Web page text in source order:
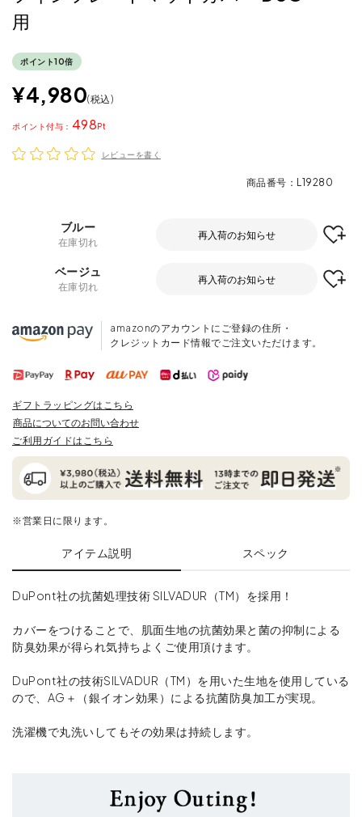
用
ポイント10倍
¥4,980 税込
498
ポイント
レビューを書く
商品番号 L19280
ブルー
在庫切れ
再入荷のお知らせ
ベージュ
在庫切れ
再入荷のお知らせ
amazonのアカウントにご登録の住所・
クレジットカード情報でご注文いただけます。
ギフトラッピングはこちら
商品についてのお問い合わせ
ご利用ガイドはこちら
※営業日に限ります。
アイテム説明 スペック
DuPont社の抗菌処理技術 SILVADUR（TM）を採用！
カバーをつけることで、肌面生地の抗菌効果と菌の抑制による
防臭効果が得られ気持ちよくご使用頂けます。
DuPont社の技術SILVADUR（TM）を用いた生地を使用している
ので、AG＋（銀イオン効果）による抗菌防臭加工が実現。
洗濯機で丸洗いしてもその効果は持続します。